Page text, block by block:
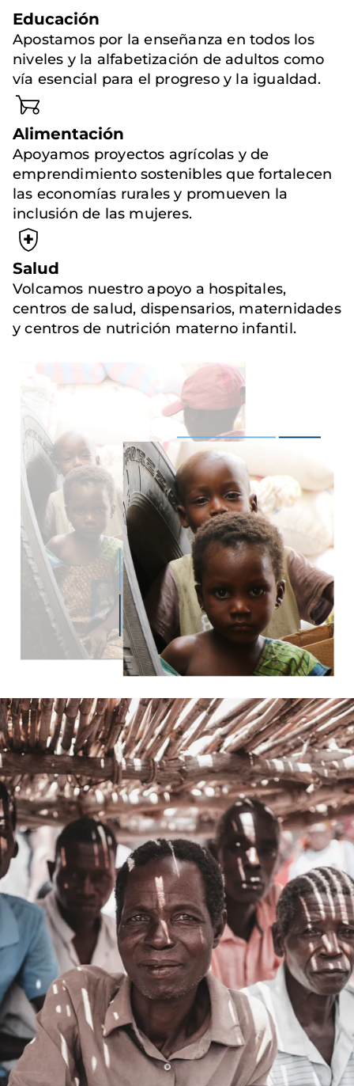
Educación
Apostamos por la enseñanza en todos los
niveles y la alfabetización de adultos como
vía esencial para el progreso y la igualdad.
Alimentación
Apoyamos proyectos agrícolas y de
emprendimiento sostenibles que fortalecen
las economías rurales y promueven la
inclusión de las mujeres.
Salud
Volcamos nuestro apoyo a hospitales,
centros de salud, dispensarios, maternidades
y centros de nutrición materno infantil.